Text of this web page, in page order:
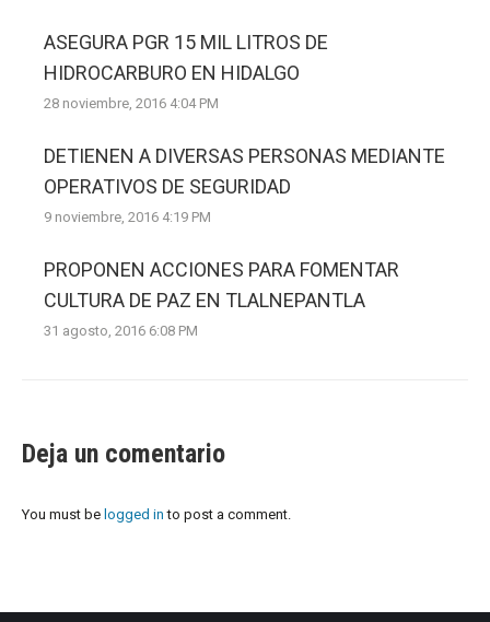
ASEGURA PGR 15 MIL LITROS DE
HIDROCARBURO EN HIDALGO
28 noviembre, 2016 4:04 PM
DETIENEN A DIVERSAS PERSONAS MEDIANTE
OPERATIVOS DE SEGURIDAD
9 noviembre, 2016 4:19 PM
PROPONEN ACCIONES PARA FOMENTAR
CULTURA DE PAZ EN TLALNEPANTLA
31 agosto, 2016 6:08 PM
Deja un comentario
You must be logged in to post a comment.